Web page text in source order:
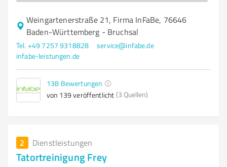
Weingartenerstraße 21, Firma InFaBe, 76646
Baden-Württemberg - Bruchsal
Tel. +49 7257 9318828
service@infabe.de
infabe-leistungen.de
138 Bewertungen
von 139 veröffentlicht (3 Quellen)
2 Dienstleistungen
Tatortreinigung Frey